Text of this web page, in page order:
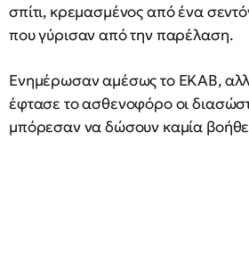
σπίτι, κρεμασμένος από ένα
που γύρισαν από την παρέλαση.
Ενημέρωσαν αμέσως το ΕΚΑΒ,
έφτασε το ασθενοφόρο οι
μπόρεσαν να δώσουν καμία